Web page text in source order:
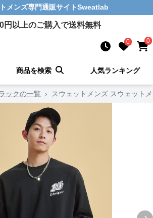
メンズ専門通販サイトSweatlab
円以上のご購入で送料無料
0 0
商品を検索 人気ランキング
ックの一覧 › スウェットメンズ スウェット